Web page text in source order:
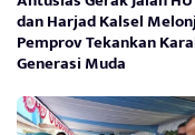
dan Harjad Kalsel
Pemprov Tekankan
Generasi Muda